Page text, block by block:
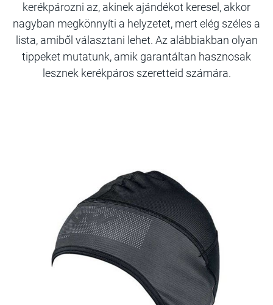
kerékpározni az, akinek ajándékot keresel, akkor
nagyban megkönnyíti a helyzetet, mert elég széles a
lista, amiből választani lehet. Az alábbiakban olyan
tippeket mutatunk, amik garantáltan hasznosak
lesznek kerékpáros szeretteid számára.